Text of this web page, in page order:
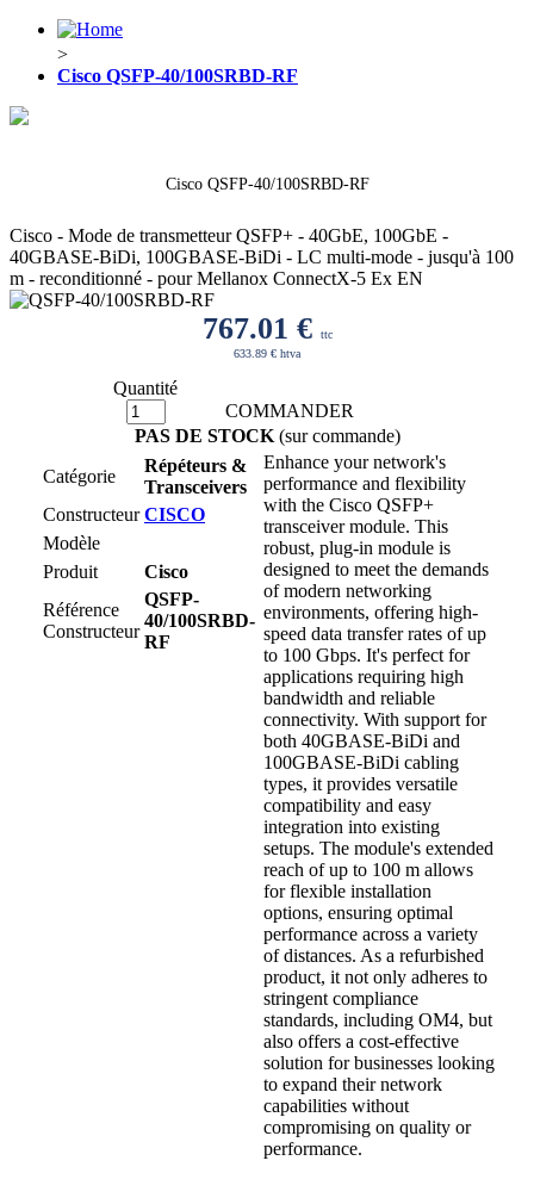
>
Cisco QSFP-40/100SRBD-RF
Cisco QSFP-40/100SRBD-RF
Cisco - Mode de transmetteur QSFP+ - 40GbE, 100GbE -
40GBASE-BiDi, 100GBASE-BiDi - LC multi-mode - jusqu'à 100
m - reconditionné - pour Mellanox ConnectX-5 Ex EN
767.01 €
ttc
633.89 € htva
Quantité
COMMANDER
PAS DE STOCK(sur commande)
Catégorie
Répéteurs &
Transceivers
Constructeur CISCO
Modèle
Produit
Cisco
Référence
Constructeur
QSFP-
40/100SRBD-
RF
Enhance your network's
performance and flexibility
with the Cisco QSFP+
transceiver module. This
robust, plug-in module is
designed to meet the demands
of modern networking
environments, offering high-
speed data transfer rates of up
to 100 Gbps. It's perfect for
applications requiring high
bandwidth and reliable
connectivity. With support for
both 40GBASE-BiDi and
100GBASE-BiDi cabling
types, it provides versatile
compatibility and easy
integration into existing
setups. The module's extended
reach of up to 100 m allows
for flexible installation
options, ensuring optimal
performance across a variety
of distances. As a refurbished
product, it not only adheres to
stringent compliance
standards, including OM4, but
also offers a cost-effective
solution for businesses looking
to expand their network
capabilities without
compromising on quality or
performance.